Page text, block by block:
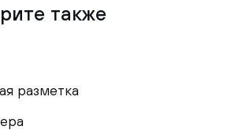
также
разметка